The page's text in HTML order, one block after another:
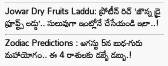
Jowar Dry Fruits Laddu: ప్రోటీన్ రిచ్ ‘జొన్న డ్రై
ఫ్రూప్ట్స్ లడ్డు’.. సులువుగా ఇంట్లోనే చేసేయండి ఇలా..!
Zodiac Predictions : ఆగస్టు 5న బుధ-గురు
మహాయోగం.. ఈ 4 రాశులకు డబ్బే డబ్బు.!